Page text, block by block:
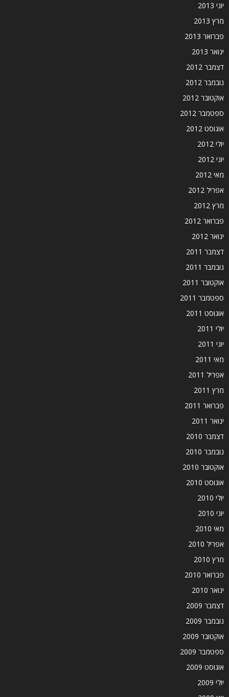
יוני 2013
מרץ 2013
פברואר 2013
ינואר 2013
דצמבר 2012
נובמבר 2012
אוקטובר 2012
ספטמבר 2012
אוגוסט 2012
יולי 2012
יוני 2012
מאי 2012
אפריל 2012
מרץ 2012
פברואר 2012
ינואר 2012
דצמבר 2011
נובמבר 2011
אוקטובר 2011
ספטמבר 2011
אוגוסט 2011
יולי 2011
יוני 2011
מאי 2011
אפריל 2011
מרץ 2011
פברואר 2011
ינואר 2011
דצמבר 2010
נובמבר 2010
אוקטובר 2010
אוגוסט 2010
יולי 2010
יוני 2010
מאי 2010
אפריל 2010
מרץ 2010
פברואר 2010
ינואר 2010
דצמבר 2009
נובמבר 2009
אוקטובר 2009
ספטמבר 2009
אוגוסט 2009
יולי 2009